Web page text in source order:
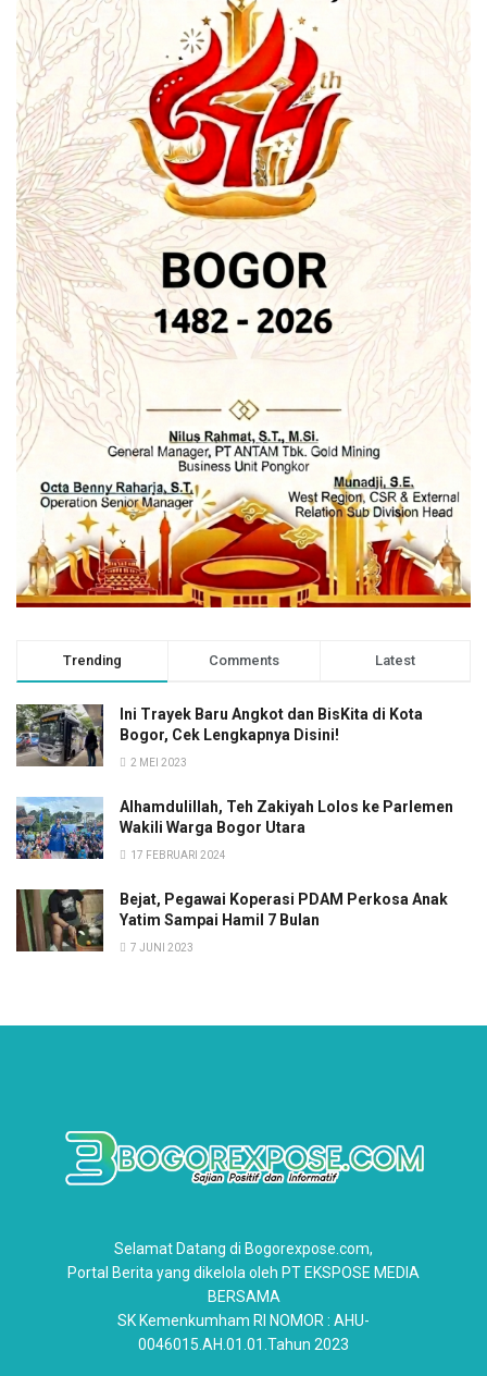
dedie a rachim Musrenbang Bogor Utara
Pembangunan Lebih Revolusioner
Trending Comments Latest
Ini Trayek Baru Angkot dan BisKita di Kota
Bogor, Cek Lengkapnya Disini!
2 MEI 2023
Alhamdulillah, Teh Zakiyah Lolos ke Parlemen
Wakili Warga Bogor Utara
17 FEBRUARI 2024
Bejat, Pegawai Koperasi PDAM Perkosa Anak
Yatim Sampai Hamil 7 Bulan
7 JUNI 2023
Selamat Datang di Bogorexpose.com,
Portal Berita yang dikelola oleh PT EKSPOSE MEDIA
BERSAMA
SK Kemenkumham RI NOMOR : AHU-
0046015.AH.01.01.Tahun 2023